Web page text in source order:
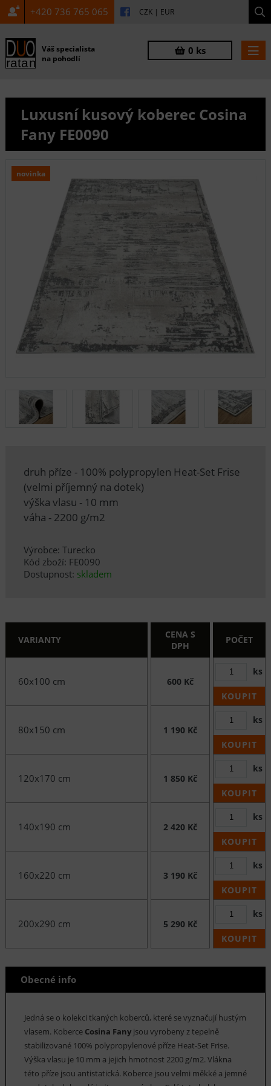
+420 736 765 065 CZK | EUR
Váš specialista
na pohodlí
0 ks
Luxusní kusový koberec Cosina
Fany FE0090
novinka
druh příze - 100% polypropylen Heat-Set Frise
(velmi příjemný na dotek)
výška vlasu - 10 mm
váha - 2200 g/m2
Výrobce: Turecko
Kód zboží: FE0090
Dostupnost: skladem
VARIANTY
CENA S
DPH
POČET
60x100 cm 600 Kč
ks
KOUPIT
80x150 cm 1 190 Kč
ks
KOUPIT
120x170 cm 1 850 Kč
ks
KOUPIT
140x190 cm 2 420 Kč
ks
KOUPIT
160x220 cm 3 190 Kč
ks
KOUPIT
200x290 cm 5 290 Kč
ks
KOUPIT
Obecné info
Jedná se o kolekci tkaných koberců, které se vyznačují hustým
vlasem. Koberce Cosina Fany jsou vyrobeny z tepelně
stabilizované 100% polypropylenové příze Heat-Set Frise.
Výška vlasu je 10 mm a jejich hmotnost 2200 g/m2. Vlákna
této příze jsou antistatická. Koberce jsou velmi měkké a jemné